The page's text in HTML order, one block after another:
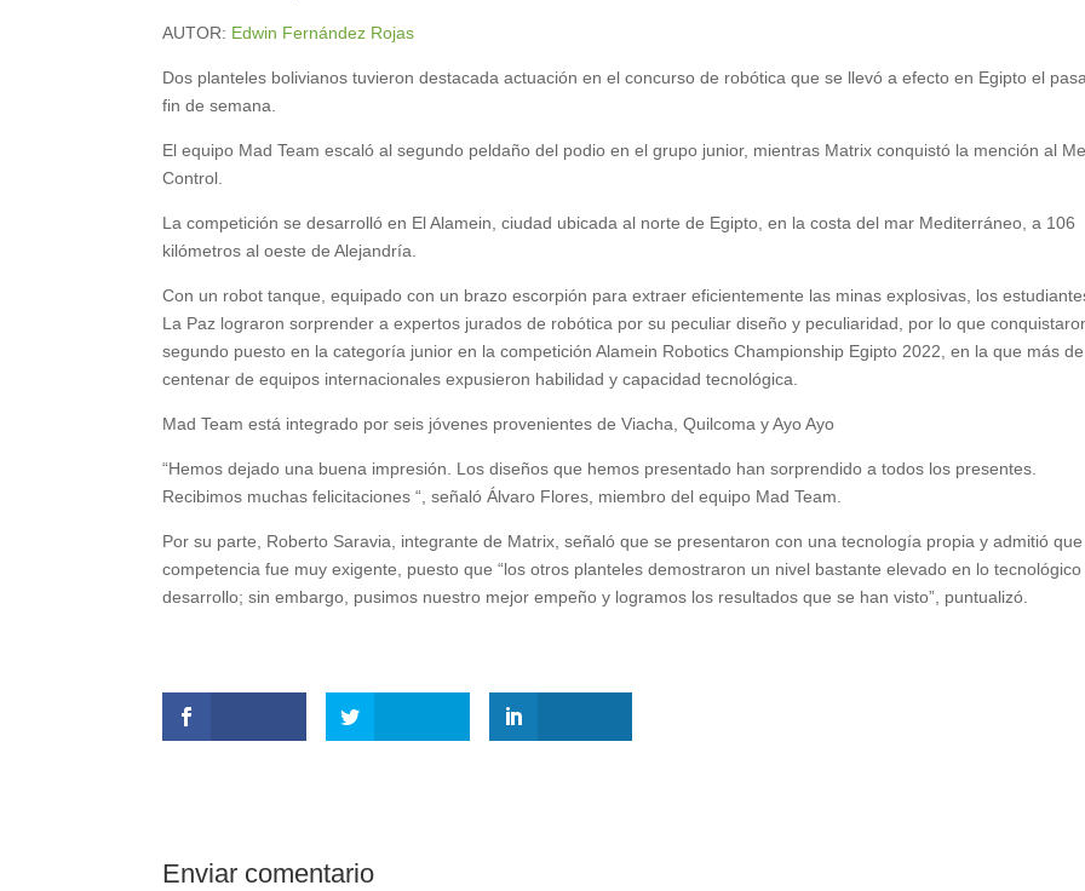
AUTOR: Edwin Fernández Rojas
Dos planteles bolivianos tuvieron destacada actuación en el concurso de robótica que se llevó a efecto en Egipto el
fin de semana.
El equipo Mad Team escaló al segundo peldaño del podio en el grupo junior, mientras Matrix conquistó la mención al
Control.
La competición se desarrolló en El Alamein, ciudad ubicada al norte de Egipto, en la costa del mar Mediterráneo, a 106
kilómetros al oeste de Alejandría.
Con un robot tanque, equipado con un brazo escorpión para extraer eficientemente las minas explosivas, los
La Paz lograron sorprender a expertos jurados de robótica por su peculiar diseño y peculiaridad, por lo que
segundo puesto en la categoría junior en la competición Alamein Robotics Championship Egipto 2022, en la que más
centenar de equipos internacionales expusieron habilidad y capacidad tecnológica.
Mad Team está integrado por seis jóvenes provenientes de Viacha, Quilcoma y Ayo Ayo
“Hemos dejado una buena impresión. Los diseños que hemos presentado han sorprendido a todos los presentes.
Recibimos muchas felicitaciones “, señaló Álvaro Flores, miembro del equipo Mad Team.
Por su parte, Roberto Saravia, integrante de Matrix, señaló que se presentaron con una tecnología propia y admitió
competencia fue muy exigente, puesto que “los otros planteles demostraron un nivel bastante elevado en lo tecnológico
desarrollo; sin embargo, pusimos nuestro mejor empeño y logramos los resultados que se han visto”, puntualizó.
Enviar comentario